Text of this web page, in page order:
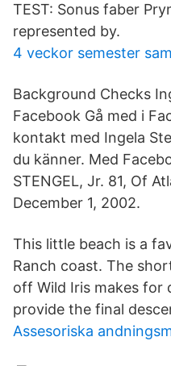
TEST: Sonus faber
represented by.
4 veckor semester
Background Checks
Facebook Gå med i
kontakt med Ingela
du känner. Med
STENGEL, Jr. 81, Of
December 1, 2002.
This little beach is a
Ranch coast. The
off Wild Iris makes for
provide the final
Assesoriska